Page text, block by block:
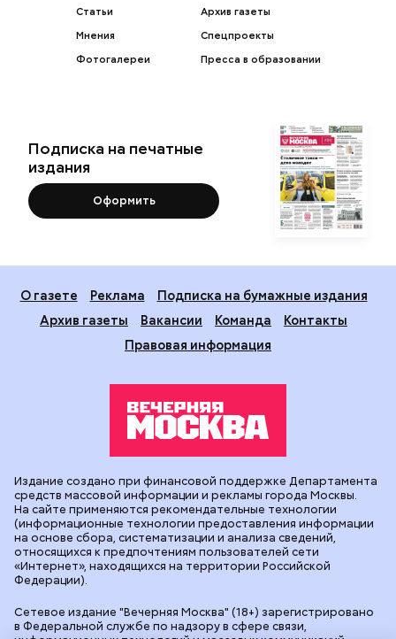
Статьи
Мнения
Фотогалереи
Архив газеты
Спецпроекты
Пресса в образовании
Подписка на печатные
издания
Оформить
О газете Реклама
Подписка на бумажные издания
Архив газеты
Вакансии Команда
Контакты
Правовая информация
Сетевое издание "Вечерняя Москва" (18+) зарегистрировано
в Федеральной службе по надзору в сфере связи,
Издание создано при финансовой поддержке Департамента
средств массовой информации и рекламы города Москвы.
На сайте применяются рекомендательные технологии
(информационные технологии предоставления информации
на основе сбора, систематизации и анализа сведений,
относящихся к предпочтениям пользователей сети
«Интернет», находящихся на территории Российской
Федерации).